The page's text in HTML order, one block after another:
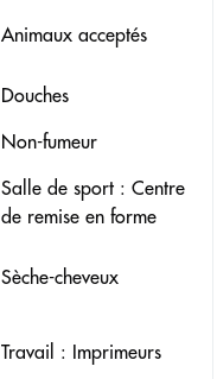
Animaux acceptés
Douches
Non-fumeur
Salle de sport : Centre
de remise en forme
Sèche-cheveux
Travail : Imprimeurs